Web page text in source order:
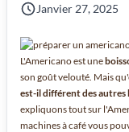
Janvier 27, 2025
L'Americano est une
son goût velouté. Mais
est-il différent des autres
expliquons tout sur
machines à café vous